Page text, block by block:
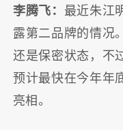
李腾飞： 最近朱江
露第二品牌的情况
还是保密状态，不
预计最快在今年年
亮相。